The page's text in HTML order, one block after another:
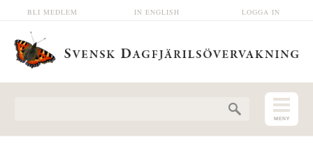
Hoppa till huvudinnehåll LOGGA IN
IN ENGLISH
BLI MEDLEM